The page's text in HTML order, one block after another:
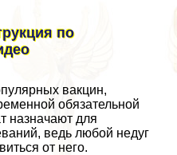
по
вакцин,
обязательной
назначают для
ведь любой недуг
от него.